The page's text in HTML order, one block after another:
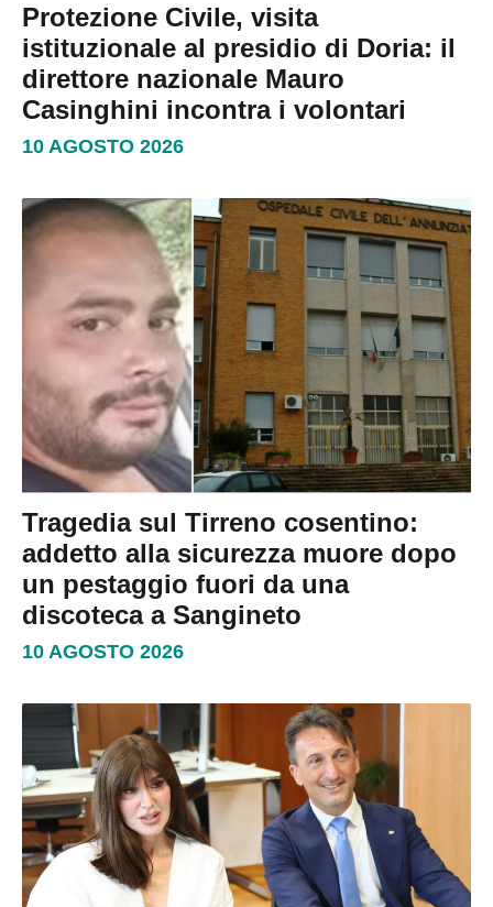
Protezione Civile, visita
istituzionale al presidio di Doria: il
direttore nazionale Mauro
Casinghini incontra i volontari
10 AGOSTO 2026
Tragedia sul Tirreno cosentino:
addetto alla sicurezza muore dopo
un pestaggio fuori da una
discoteca a Sangineto
10 AGOSTO 2026